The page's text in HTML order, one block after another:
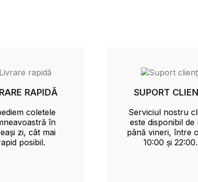
RAPIDĂ
coletele
în
zi, cât mai
posibil.
SUPORT
Serviciul nostru
este disponibil de
până vineri, între
10:00 și 22:00.